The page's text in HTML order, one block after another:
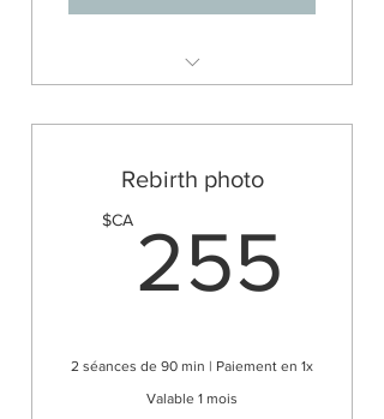
personnel format pdf (env. 20
2 séances de 90 min pour
Échange par message privé
pendant 30 jours
Rebirth photo
$CA 255
2 séances de 90 min | Paiement en 1x
Valable 1 mois